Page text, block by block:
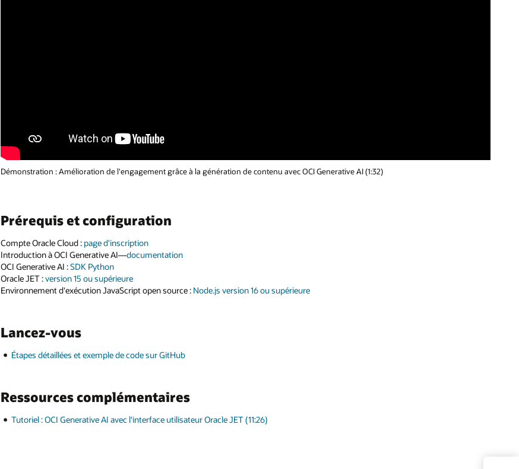
Démonstration : Amélioration de l'engagement grâce à la génération de contenu avec OCI Generative AI (1:32)
Prérequis et configuration
Compte Oracle Cloud : page d'inscription
Introduction à OCI Generative AI—documentation
OCI Generative AI :SDK Python
Oracle JET :version 15 ou supérieure
Environnement d'exécution JavaScript open source : Node.js version 16 ou supérieure
Lancez-vous
Étapes détaillées et exemple de code sur GitHub
Ressources complémentaires
Tutoriel : OCI Generative AI avec l'interface utilisateur Oracle JET (11:26)